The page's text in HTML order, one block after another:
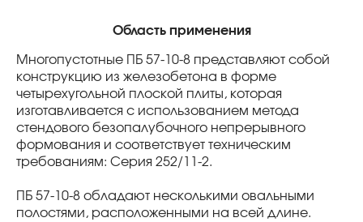
Область применения
Многопустотные ПБ 57-10-8 представляют собой
конструкцию из железобетона в форме
четырехугольной плоской плиты, которая
изготавливается с использованием метода
стендового безопалубочного непрерывного
формования и соответствует техническим
требованиям: Серия 252/11-2.
ПБ 57-10-8 обладают несколькими овальными
полостями, расположенными на всей длине.